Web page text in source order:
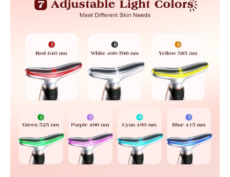
le visage et le cou est un
cadeau parfait pour vous
anniversaire, Noël ou la
une expérience
professionnelle de soins
de la peau pour rajeunir
la vitalité de la peau. Si
vous avez des questions
sur notre appareil facial à
micro-courant, n'hésitez
pas à nous contacter.
L'équipe de service client
professionnel pedete est